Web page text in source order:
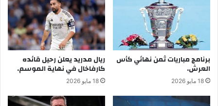
برنامج مباريات ثمن نهائي كأس
العرش.
18 مايو 2026
ريال مدريد يعلن رحيل قائده
كارفاخال في نهاية الموسم.
18 مايو 2026